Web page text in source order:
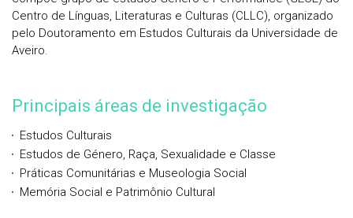
Centro de Línguas, Literaturas e Culturas (CLLC), organizado
pelo Doutoramento em Estudos Culturais da Universidade de
Aveiro.
Principais áreas de investigação
Estudos Culturais
Estudos de Género, Raça, Sexualidade e Classe
Práticas Comunitárias e Museologia Social
Memória Social e Patrimônio Cultural